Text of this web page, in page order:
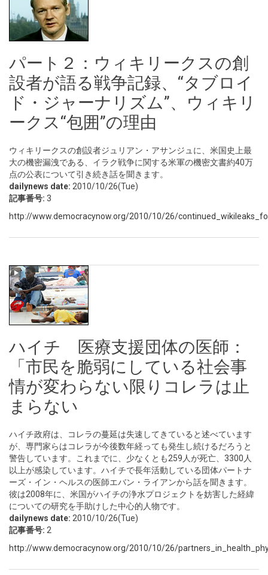
パート２：ウィキリークスの創
設者が語る戦争記録、“タブロイ
ド・ジャーナリズム”、ウィキリ
ークス“包囲”の理由
ウィキリークスの創設者ジュリアン・アサンジュに、米国史上最
大の機密漏洩である、イラク戦争に関する米軍の機密文書約40万
点の公表について引き続き話を聞きます。
dailynews date: 2010/10/26(Tue)
記事番号: 3
http://www.democracynow.org/2010/10/26/
ハイチ 医療支援団体の医師：
「市民を脆弱にしている社会事
情が変わらない限りコレラは止
まらない
ハイチ政府は、コレラの蔓延は失速してきていると述べています
が、専門家らはコレラが今後数年経っても発生し続けるだろうと
警告しています。これまでに、少なくとも259人が死亡、3300人
以上が感染しています。ハイチで長年活動している団体パートナ
ーズ・イン・ヘルスの医師エバン・ライアンから話を聞きます。
彼は2008年に、米国がハイチの浄水プロジェクトを妨害した経緯
についての研究を手助けした中心的人物です。
dailynews date: 2010/10/26(Tue)
記事番号: 2
http://www.democracynow.org/2010/10/26/